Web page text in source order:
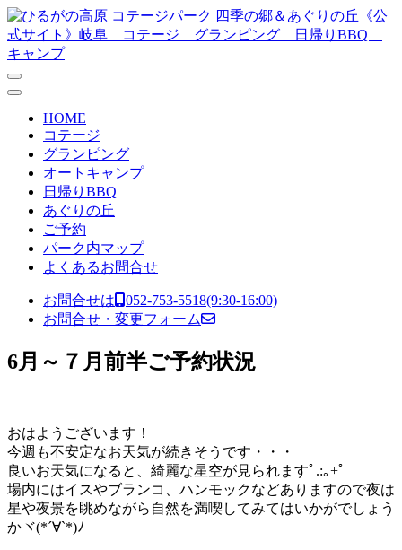
コンテンツへスキップ
メ
イ
ン
HOME
コテージ
グランピング
オートキャンプ
日帰りBBQ
あぐりの丘
ご予約
パーク内マップ
よくあるお問合せ
お問合せは 052-753-5518(9:30-16:00)
お問合せ・変更フォーム
6月～７月前半ご予約状況
おはようございます！
今週も不安定なお天気が続きそうです・・・
良いお天気になると、綺麗な星空が見られますﾟ.:｡+ﾟ
場内にはイスやブランコ、ハンモックなどありますので夜は
星や夜景を眺めながら自然を満喫してみてはいかがでしょう
かヾ(*´∀`*)ﾉ